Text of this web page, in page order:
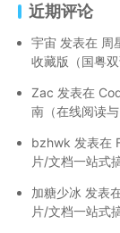
近期评论
宇宙 发表在 周
收藏版（国粤双
Zac 发表在
南（在线阅读与
bzhwk 发表在
片/文档一站式
加糖少冰 发表
片/文档一站式